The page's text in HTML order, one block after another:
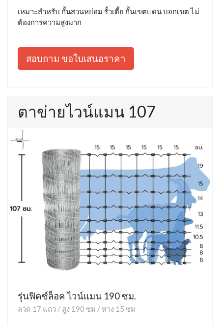
เหมาะสำหรับ กั้นสวนหย่อม รั้วเตี้ย กั้นเขตแดน บอกเขต ไม่
ต้องการความสูงมาก
สอบถาม ขอใบเสนอราคา
ตาข่ายไวน์แมน 107
รุ่นฟิคซ์ล็อค ไวน์แมน 190 ซม.
ลวด 17 แถว / สูง 190 ซม / ห่าง 15 ซม